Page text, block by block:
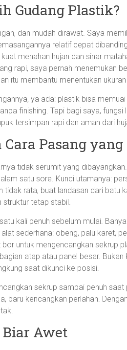
Gudang Plastik?
dan mudah dirawat. Saya
relatif cepat
menahan hujan dan sinar
rapi, saya pernah menemukan
itu membantu menentukan
ya ada: plastik bisa
finishing. Tapi bagi saya,
tersimpan rapi dan aman dari
Pasang
tidak serumit yang
satu sore. Kunci utamanya:
tidak rata, buat landasan dari batu
struktur tetap stabil.
kali penuh sebelum mulai.
sederhana: obeng, palu karet,
untuk mengencangkan sekrup
atap atau panel besar.
saat dikunci ke posisi.
sekrup sampai penuh
baru kencangkan perlahan.
Awet